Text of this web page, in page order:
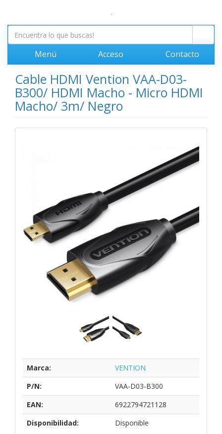
.
Menú Acceso Contacto
Cable HDMI Vention VAA-D03-
B300/ HDMI Macho - Micro HDMI
Macho/ 3m/ Negro
Marca:
VENTION
P/N:
VAA-D03-B300
EAN:
6922794721128
Disponibilidad:
Disponible